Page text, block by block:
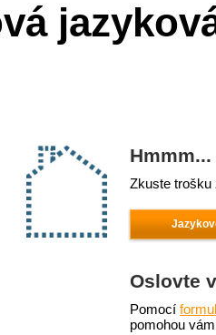
Zkuste trošku
Oslovte
Pomocí
pomohou